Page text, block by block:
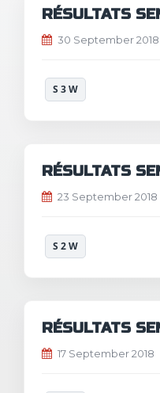
RÉSULTATS
30 September 2018
S 3 W
RÉSULTATS
23 September 2018
S 2 W
RÉSULTATS
17 September 2018